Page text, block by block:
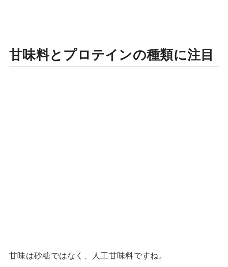
甘味料とプロテインの種類に注目
甘味は砂糖ではなく、人工甘味料ですね。